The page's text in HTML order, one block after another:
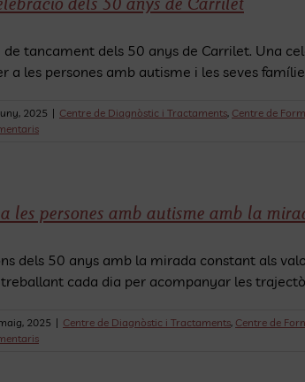
tancament dels 50 anys de Carrilet. Una
a les persones amb autisme i les seves
2025 | Centre de Diagnòstic i Tractaments, Centre de
a les persones amb autisme amb la
dels 50 anys amb la mirada constant als
cada dia per acompanyar les
2025 | Centre de Diagnòstic i Tractaments, Centre de